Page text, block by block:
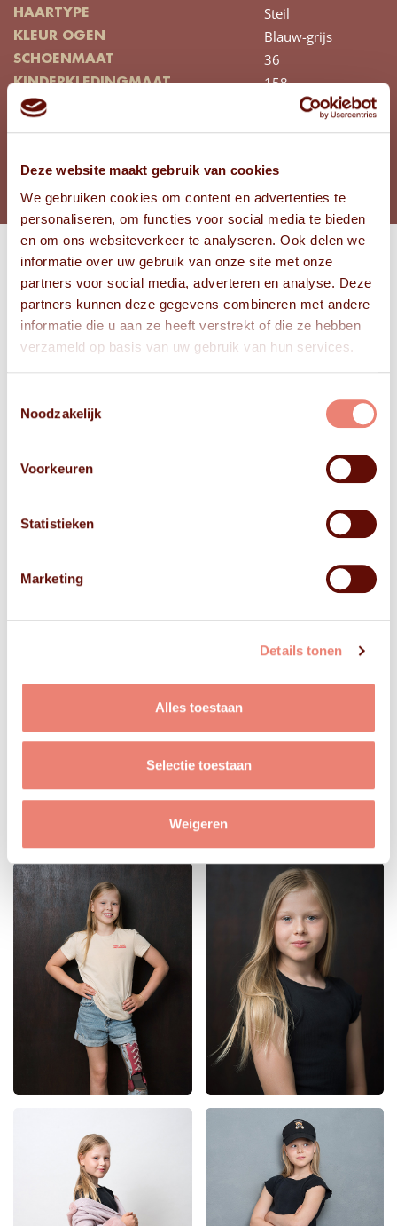
Deze website maakt gebruik van cookies
We gebruiken cookies om content en advertenties te
personaliseren, om functies voor social media te bieden
en om ons websiteverkeer te analyseren. Ook delen we
informatie over uw gebruik van onze site met onze
partners voor social media, adverteren en analyse. Deze
partners kunnen deze gegevens combineren met andere
informatie die u aan ze heeft verstrekt of die ze hebben
verzameld op basis van uw gebruik van hun services.
Noodzakelijk
Voorkeuren
Statistieken
Marketing
Details tonen
Alles toestaan
Selectie toestaan
Weigeren
HAARTYPE Steil
KLEUR OGEN Blauw-grijs
SCHOENMAAT 36
KINDERKLEDINGMAAT 158
Bekijk
FOTO'S